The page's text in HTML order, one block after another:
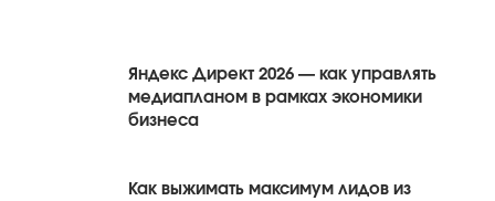
Яндекс Директ 2026 — как управлять
медиапланом в рамках экономики
бизнеса
Как выжимать максимум лидов из